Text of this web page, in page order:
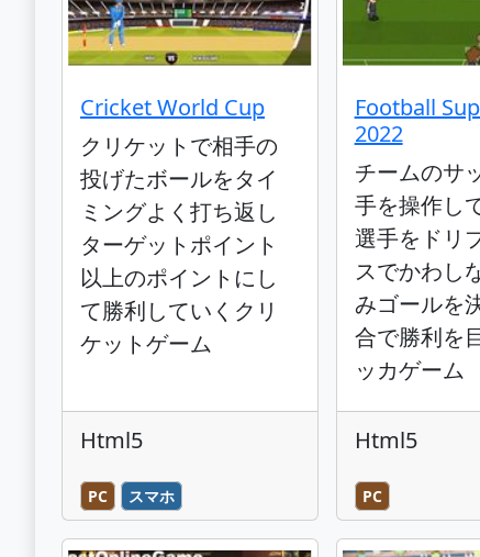
Cricket World Cup
クリケットで相手の
投げたボールをタイ
ミングよく打ち返し
ターゲットポイント
以上のポイントにし
て勝利していくクリ
ケットゲーム
Html5
PC スマホ
Football
2022
チームのサ
手を操作し
選手をドリ
スでかわし
みゴールを
合で勝利を
ッカゲーム
Html5
PC